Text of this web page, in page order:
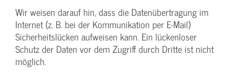
Wir weisen darauf hin, dass die Datenübertragung im
Internet (z. B. bei der Kommunikation per E-Mail)
Sicherheitslücken aufweisen kann. Ein lückenloser
Schutz der Daten vor dem Zugriff durch Dritte ist nicht
möglich.